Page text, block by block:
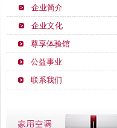
企业简介
企业文化
尊享体验馆
公益事业
联系我们